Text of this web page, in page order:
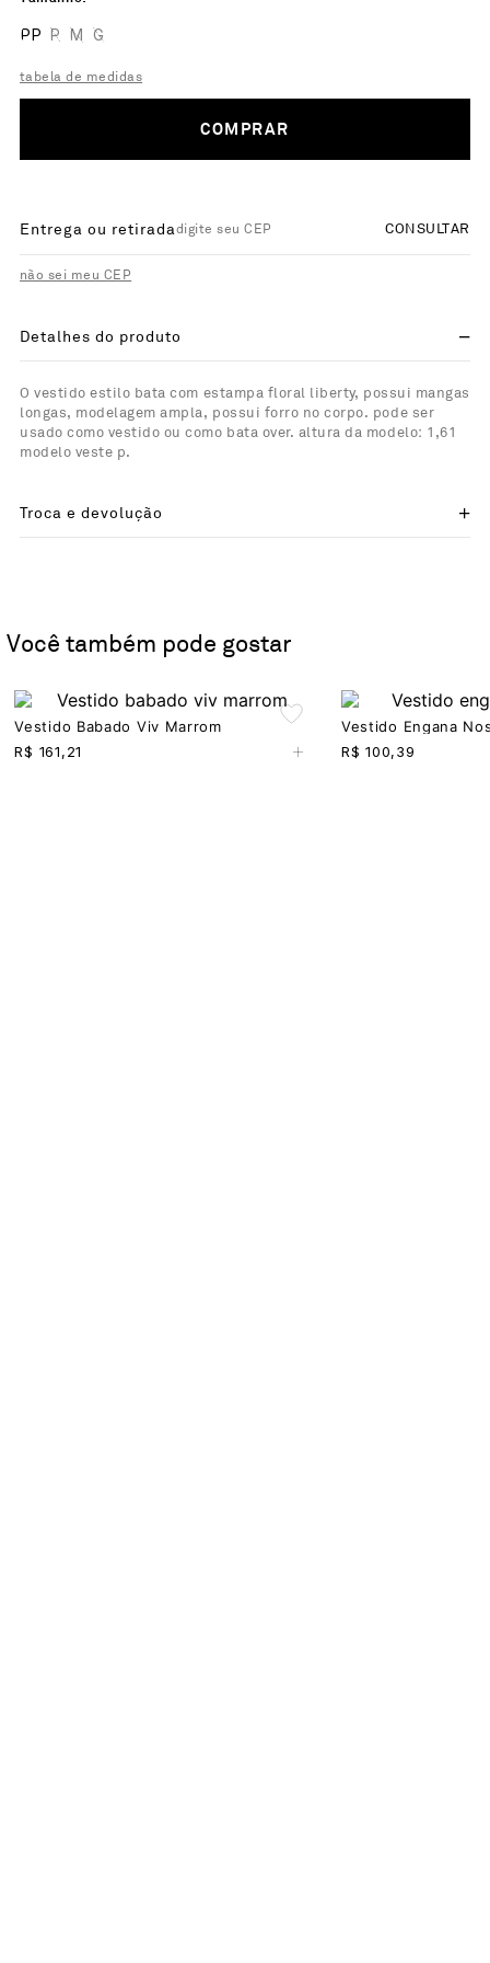
PP P M G
tabela de medidas
COMPRAR
Entrega ou retirada CONSULTAR
não sei meu CEP
Detalhes do produto
O vestido estilo bata com estampa floral liberty, possui mangas
longas, modelagem ampla, possui forro no corpo. pode ser
usado como vestido ou como bata over. altura da modelo: 1,61
modelo veste p.
Troca e devolução
Você também pode gostar
Vestido Babado Viv Marrom
+
R$ 161,21
Vestido Engana
R$ 100,39